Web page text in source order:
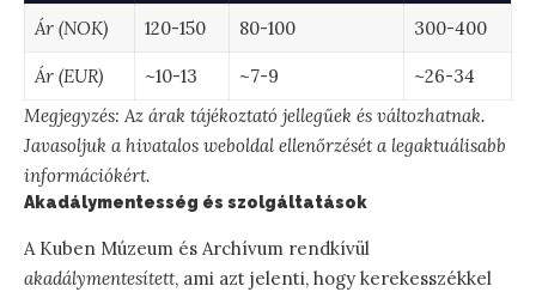
Ár (NOK) 120-150 80-100 300-400
Ár (EUR) ~10-13 ~7-9
~26-34
Megjegyzés: Az árak tájékoztató jellegűek és változhatnak.
Javasoljuk a hivatalos weboldal ellenőrzését a legaktuálisabb
információkért.
Akadálymentesség és szolgáltatások
A Kuben Múzeum és Archívum rendkívül
akadálymentesített, ami azt jelenti, hogy kerekesszékkel